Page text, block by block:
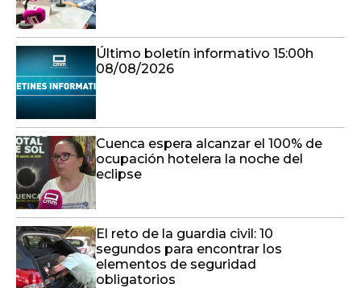
Último boletín informativo 15:00h
08/08/2026
Cuenca espera alcanzar el 100% de
ocupación hotelera la noche del
eclipse
El reto de la guardia civil: 10
segundos para encontrar los
elementos de seguridad
obligatorios